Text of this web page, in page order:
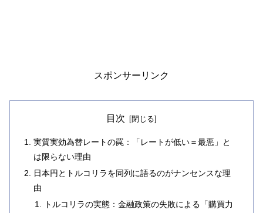
スポンサーリンク
目次
実質実効為替レートの罠：「レートが低い＝最悪」と
は限らない理由
日本円とトルコリラを同列に語るのがナンセンスな理
由
トルコリラの実態：金融政策の失敗による「購買力